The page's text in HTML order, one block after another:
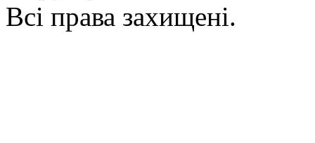
Всі права захищені.